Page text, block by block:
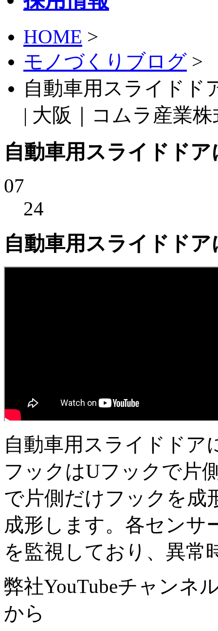
HOME >
モノづくりブログ >
自動車用スライドド
| 大阪｜コムラ産業
自動車用スライドド
07
24
自動車用スライドド
自動車用スライドドア
フックはUフックで片
で片側だけフックを成
成形します。各センサ
を監視しており、異常
弊社YouTubeチャンネ
から